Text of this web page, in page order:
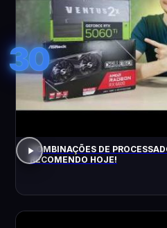
30
COMBINAÇÕES DE
RECOMENDO HOJE!